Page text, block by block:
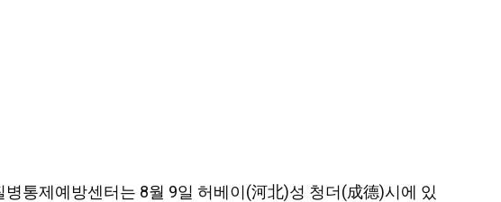
통제예방센터는 8월 9일 허베이(河北)성 청더(成德)시에 있